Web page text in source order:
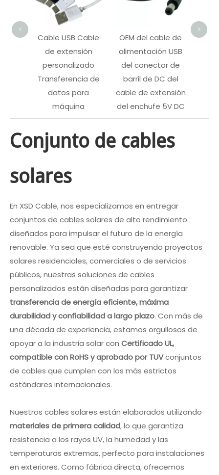
Cable USB Cable
de extensión
personalizado
Transferencia de
datos para
máquina
OEM del cable de
alimentación USB
del conector de
barril de DC del
cable de extensión
del enchufe 5V DC
< >
Conjunto de cables
solares
En XSD Cable, nos especializamos en entregar
conjuntos de cables solares de alto rendimiento
diseñados para impulsar el futuro de la energía
renovable. Ya sea que esté construyendo proyectos
solares residenciales, comerciales o de servicios
públicos, nuestras soluciones de cables
personalizados están diseñadas para garantizar
transferencia de energía eficiente, máxima
durabilidad y confiabilidad a largo plazo. Con más de
una década de experiencia, estamos orgullosos de
apoyar a la industria solar con Certificado UL,
compatible con RoHS y aprobado por TUVconjuntos
de cables que cumplen con los más estrictos
estándares internacionales.
Nuestros cables solares están elaborados utilizando
materiales de primera calidad, lo que garantiza
resistencia a los rayos UV, la humedad y las
temperaturas extremas, perfecto para instalaciones
en exteriores. Como fábrica directa, ofrecemos